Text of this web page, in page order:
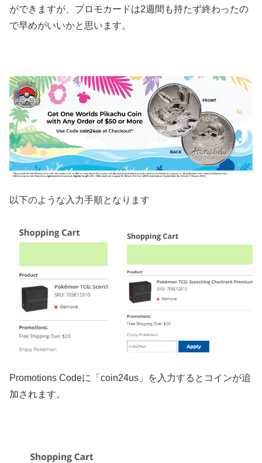
ができますが、プロモカードは2週間も持たず終わったの
で早めがいいかと思います。
以下のような入力手順となります
Promotions Codeに「coin24us」を入力するとコインが追
加されます。